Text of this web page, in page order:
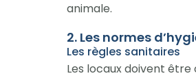
animale.
2. Les normes
Les règles sanitaires
Les locaux doivent